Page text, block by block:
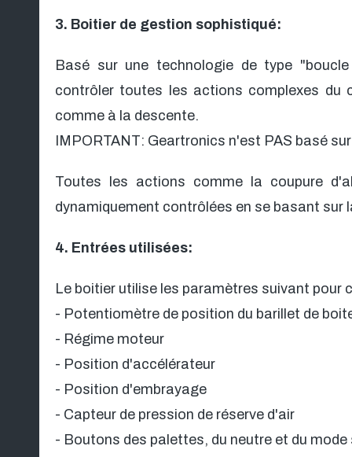
3. Boitier de gestion sophistiqué:
Basé sur une technologie de type
contrôler toutes les actions complexes du
comme à la descente.
IMPORTANT: Geartronics n'est PAS basé
Toutes les actions comme la coupure
dynamiquement contrôlées en se basant sur
4. Entrées utilisées:
Le boitier utilise les paramètres suivant pour
- Potentiomètre de position du barillet de
- Régime moteur
- Position d'accélérateur
- Position d'embrayage
- Capteur de pression de réserve d'air
- Boutons des palettes, du neutre et du mode